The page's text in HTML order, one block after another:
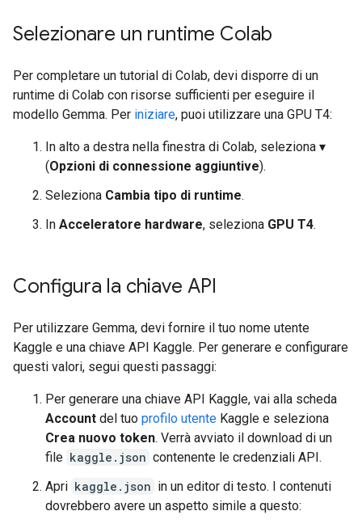
Selezionare un runtime Colab
Per completare un tutorial di Colab, devi disporre di un
runtime di Colab con risorse sufficienti per eseguire il
modello Gemma. Per iniziare, puoi utilizzare una GPU T4:
In alto a destra nella finestra di Colab, seleziona ▾
(Opzioni di connessione aggiuntive).
Seleziona Cambia tipo di runtime.
In Acceleratore hardware, seleziona GPU T4.
Configura la chiave API
Per utilizzare Gemma, devi fornire il tuo nome utente
Kaggle e una chiave API Kaggle. Per generare e configurare
questi valori, segui questi passaggi:
Per generare una chiave API Kaggle, vai alla scheda
Account del tuo profilo utente Kaggle e seleziona
Crea nuovo token. Verrà avviato il download di un
file kaggle.json contenente le credenziali API.
Apri kaggle.json in un editor di testo. I contenuti
dovrebbero avere un aspetto simile a questo: